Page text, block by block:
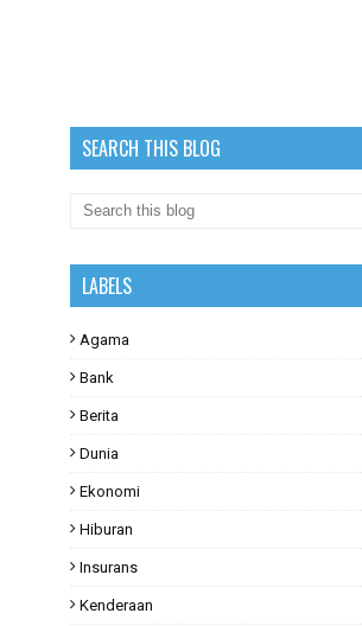
SEARCH THIS BLOG
LABELS
Agama
Bank
Berita
Dunia
Ekonomi
Hiburan
Insurans
Kenderaan